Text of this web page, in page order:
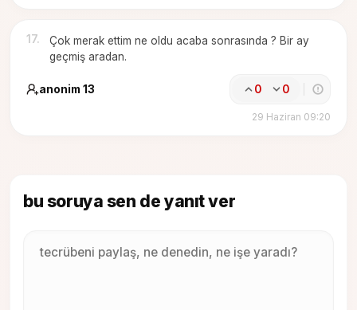
17.
Çok merak ettim ne oldu acaba sonrasında ? Bir ay
geçmiş aradan.
anonim 13 0 0
29 Haziran 09:20
bu soruya sen de yanıt ver